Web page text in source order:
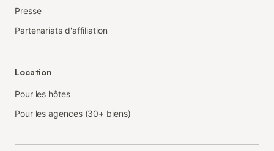
Presse
Partenariats d'affiliation
Location
Pour les hôtes
Pour les agences (30+ biens)